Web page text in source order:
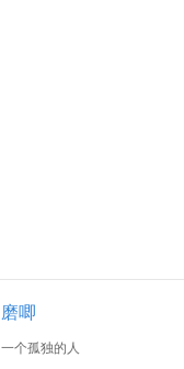
磨唧
一个孤独的人